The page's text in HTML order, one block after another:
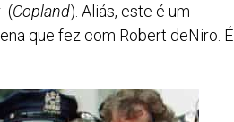
(Copland). Aliás, este é um
que fez com Robert deNiro. É